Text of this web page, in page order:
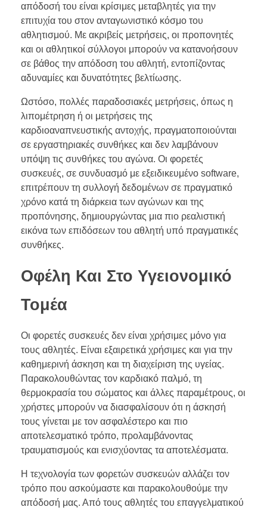
απόδοσή του είναι κρίσιμες μεταβλητές για την
επιτυχία του στον ανταγωνιστικό κόσμο του
αθλητισμού. Με ακριβείς μετρήσεις, οι προπονητές
και οι αθλητικοί σύλλογοι μπορούν να κατανοήσουν
σε βάθος την απόδοση του αθλητή, εντοπίζοντας
αδυναμίες και δυνατότητες βελτίωσης.
Ωστόσο, πολλές παραδοσιακές μετρήσεις, όπως η
λιπομέτρηση ή οι μετρήσεις της
καρδιοαναπνευστικής αντοχής, πραγματοποιούνται
σε εργαστηριακές συνθήκες και δεν λαμβάνουν
υπόψη τις συνθήκες του αγώνα. Οι φορετές
συσκευές, σε συνδυασμό με εξειδικευμένο software,
επιτρέπουν τη συλλογή δεδομένων σε πραγματικό
χρόνο κατά τη διάρκεια των αγώνων και της
προπόνησης, δημιουργώντας μια πιο ρεαλιστική
εικόνα των επιδόσεων του αθλητή υπό πραγματικές
συνθήκες.
Οφέλη Και Στο Υγειονομικό
Τομέα
Οι φορετές συσκευές δεν είναι χρήσιμες μόνο για
τους αθλητές. Είναι εξαιρετικά χρήσιμες και για την
καθημερινή άσκηση και τη διαχείριση της υγείας.
Παρακολουθώντας τον καρδιακό παλμό, τη
θερμοκρασία του σώματος και άλλες παραμέτρους, οι
χρήστες μπορούν να διασφαλίσουν ότι η άσκησή
τους γίνεται με τον ασφαλέστερο και πιο
αποτελεσματικό τρόπο, προλαμβάνοντας
τραυματισμούς και ενισχύοντας τα αποτελέσματα.
Η τεχνολογία των φορετών συσκευών αλλάζει τον
τρόπο που ασκούμαστε και παρακολουθούμε την
απόδοσή μας. Από τους αθλητές του επαγγελματικού